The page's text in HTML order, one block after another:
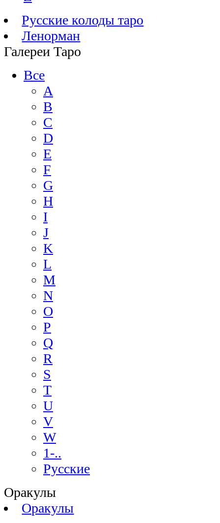
Русские колоды таро
Ленорман
Галереи Таро
Все
A
B
C
D
E
F
G
H
I
J
K
L
M
N
O
P
Q
R
S
T
U
V
W
1-..
Русские
Оракулы
Оракулы